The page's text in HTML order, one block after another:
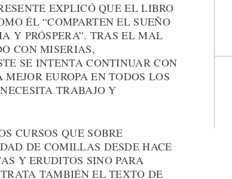
EXPLICÓ QUE EL LIBRO
ÉL “COMPARTEN EL SUEÑO
Y PRÓSPERA”. TRAS EL MAL
CON MISERIAS,
SE INTENTA CONTINUAR CON
EUROPA EN TODOS LOS
TRABAJO Y
CURSOS QUE SOBRE
DE COMILLAS DESDE HACE
Y ERUDITOS SINO PARA
TAMBIÉN EL TEXTO DE